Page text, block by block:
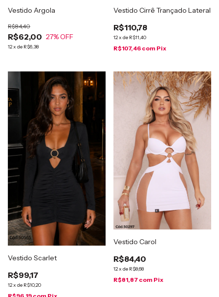
Vestido Argola
R$62,00
R$84,40
27% OFF
12x de R$6,38
Vestido Cirrê Trançado Lateral
R$110,78
12x de R$11,40
R$107,46 com Pix
Vestido Scarlet
R$99,17
12x de R$10,20
Vestido Carol
R$84,40
12x de R$8,68
R$81,87 com Pix